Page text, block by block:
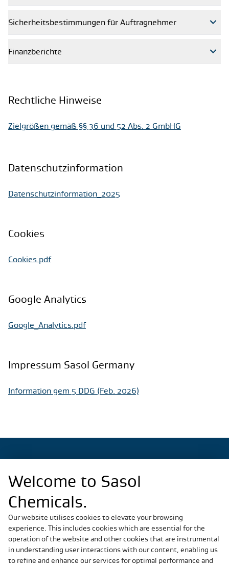
Sicherheitsbestimmungen für Auftragnehmer
Finanzberichte
Rechtliche Hinweise
Zielgrößen gemäß §§ 36 und 52 Abs. 2 GmbHG
Datenschutzinformation
Datenschutzinformation_2025
Cookies
Cookies.pdf
Google Analytics
Google_Analytics.pdf
Impressum Sasol Germany
Information gem 5 DDG (Feb. 2026)
Welcome to Sasol
Chemicals.
Our website utilises cookies to elevate your browsing
experience. This includes cookies which are essential for the
operation of the website and other cookies that are instrumental
in understanding user interactions with our content, enabling us
to refine and enhance our services for optimal performance and
Regional Sites
China
Germany
Italy
Slovakia
South Africa